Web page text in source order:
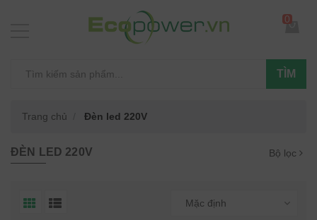
TÌM
0
Trang chủ Đèn led 220V
ĐÈN LED 220V Bộ lọc
Mặc định